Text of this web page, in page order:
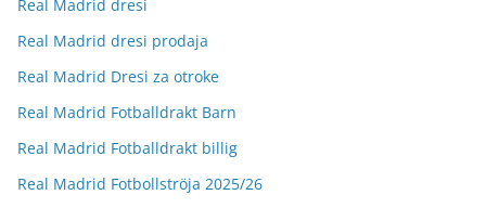
Real Madrid dresi
Real Madrid dresi prodaja
Real Madrid Dresi za otroke
Real Madrid Fotballdrakt Barn
Real Madrid Fotballdrakt billig
Real Madrid Fotbollströja 2025/26